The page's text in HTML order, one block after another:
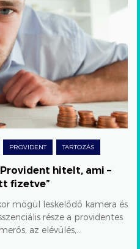
PROVIDENT TARTOZÁS
hitelt, ami –
fizetve”
mögül leskelődő kamera és
része a providentes
az elévülés,...